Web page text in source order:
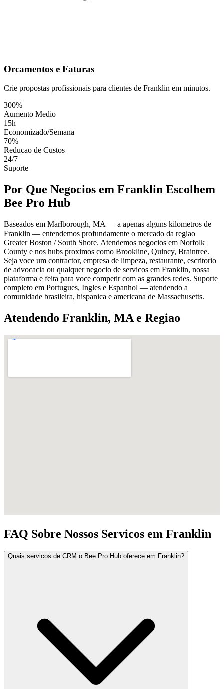
Orcamentos e Faturas
Crie propostas profissionais para clientes de Franklin em minutos.
300%
Aumento Medio
15h
Economizado/Semana
70%
Reducao de Custos
24/7
Suporte
Por Que Negocios em Franklin Escolhem
Bee Pro Hub
Baseados em Marlborough, MA — a apenas alguns kilometros de
Franklin — entendemos profundamente o mercado da regiao
Greater Boston / South Shore. Atendemos negocios em Norfolk
County e nos hubs proximos como Brookline, Quincy, Braintree.
Seja voce um contractor, empresa de limpeza, restaurante, escritorio
de advocacia ou qualquer negocio de servicos em Franklin, nossa
plataforma e feita para voce competir com as grandes redes. Suporte
completo em Portugues, Ingles e Espanhol — atendendo a
comunidade brasileira, hispanica e americana de Massachusetts.
Atendendo Franklin, MA e Regiao
FAQ Sobre Nossos Servicos em Franklin
Quais servicos de CRM o Bee Pro Hub oferece em Franklin?